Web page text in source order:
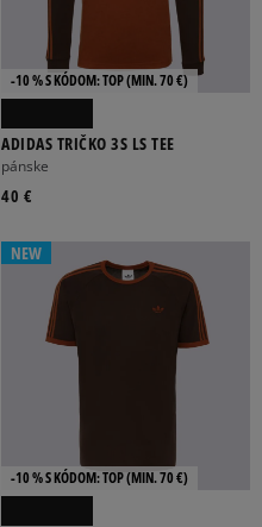
-10 % S KÓDOM: TOP (MIN. 70 €)
ADIDAS TRIČKO 3S LS TEE
pánske
40 €
NEW
-10 % S KÓDOM: TOP (MIN. 70 €)